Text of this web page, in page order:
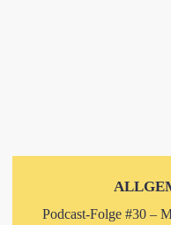
Podcast-Folge #30 –